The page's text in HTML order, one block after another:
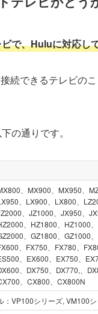
で、Huluに対応し
続できるテレビの
の通りです。
、MX900、MX950、
、LX900、LX800、
、JZ1000、JX950、
、HZ1800、HZ1000
、GZ1800、GZ1000
、FX750、FX780、
、EX600、EX750、
、DX750、DX770,、
、CX800、CX800N
：VP100シリーズ, VM100